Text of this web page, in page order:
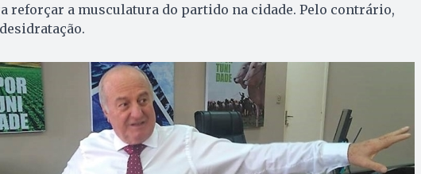
reforçar a musculatura do partido na cidade. Pelo contrário,